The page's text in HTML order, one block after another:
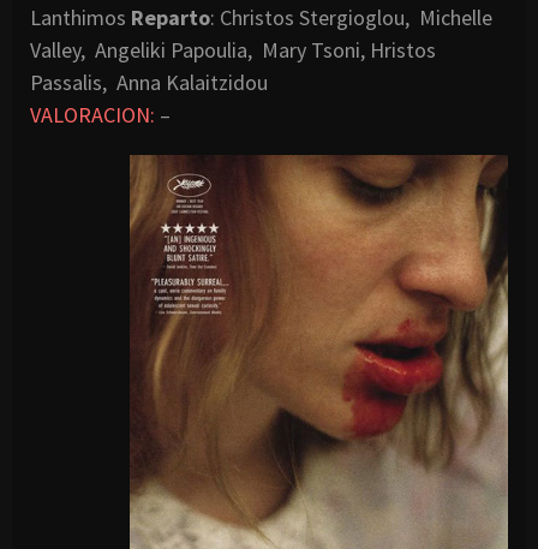
Lanthimos Reparto: Christos Stergioglou, Michelle
Valley, Angeliki Papoulia, Mary Tsoni, Hristos
Passalis, Anna Kalaitzidou
VALORACION: –